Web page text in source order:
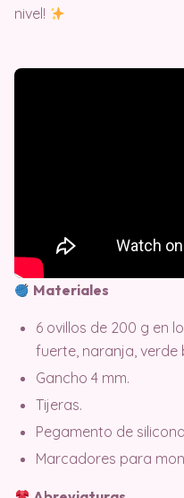
nivel!
Materiales
6 ovillos de 200 g en
fuerte, naranja, verde
Gancho 4 mm.
Tijeras.
Pegamento de
Marcadores para